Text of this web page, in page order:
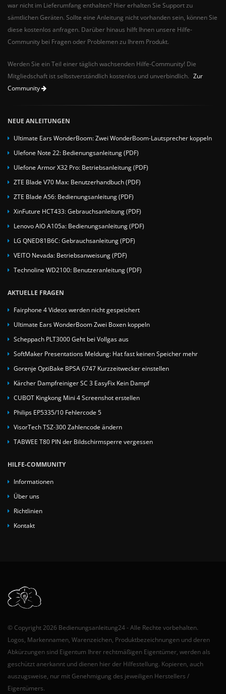
war nicht im Lieferumfang enthalten? Hier erhalten Sie Support zu
sämtlichen Geräten. Sollte eine Anleitung nicht vorhanden sein, können Sie
diese kostenlos anfragen. Darüber hinaus hilft Ihnen unsere Hilfe-
Community bei Fragen oder Problemen zu Ihrem Produkt.
Werden Sie ein Teil einer täglich wachsenden Hilfe-Community! Die
Mitgliedschaft ist selbstverständlich kostenlos und unverbindlich. Zur
Community
NEUE ANLEITUNGEN
Ultimate Ears WonderBoom: Zwei WonderBoom-Lautsprecher koppeln
Ulefone Note 22: Bedienungsanleitung (PDF)
Ulefone Armor X32 Pro: Betriebsanleitung (PDF)
ZTE Blade V70 Max: Benutzerhandbuch (PDF)
ZTE Blade A56: Bedienungsanleitung (PDF)
XinFuture HCT433: Gebrauchsanleitung (PDF)
Lenovo AIO A105a: Bedienungsanleitung (PDF)
LG QNED81B6C: Gebrauchsanleitung (PDF)
VEITO Nevada: Betriebsanweisung (PDF)
Technoline WD2100: Benutzeranleitung (PDF)
AKTUELLE FRAGEN
Fairphone 4 Videos werden nicht gespeichert
Ultimate Ears WonderBoom Zwei Boxen koppeln
Scheppach PLT3000 Geht bei Vollgas aus
SoftMaker Presentations Meldung: Hat fast keinen Speicher mehr
Gorenje OptiBake BPSA 6747 Kurzzeitwecker einstellen
Kärcher Dampfreiniger SC 3 EasyFix Kein Dampf
CUBOT Kingkong Mini 4 Screenshot erstellen
Philips EP5335/10 Fehlercode 5
VisorTech TSZ-300 Zahlencode ändern
TABWEE T80 PIN der Bildschirmsperre vergessen
HILFE-COMMUNITY
Informationen
Über uns
Richtlinien
Kontakt
© Copyright 2026 Bedienungsanleitung24 - Alle Rechte vorbehalten.
Logos, Markennamen, Warenzeichen, Produktbezeichnungen und deren
Abkürzungen sind Eigentum Ihrer rechtmäßigen Eigentümer, werden als
geschützt anerkannt und dienen hier der Hilfestellung. Kopieren, auch
auszugsweise, nur mit Genehmigung des jeweiligen Herstellers /
Eigentümers.